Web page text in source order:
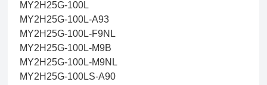
MY2H25G-100L
MY2H25G-100L-A93
MY2H25G-100L-F9NL
MY2H25G-100L-M9B
MY2H25G-100L-M9NL
MY2H25G-100LS-A90